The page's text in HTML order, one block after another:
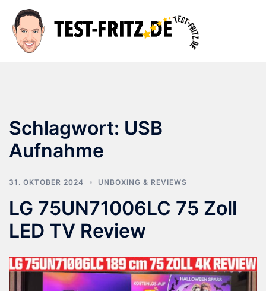
Inhalt
springen
Schlagwort: USB
Aufnahme
31. OKTOBER 2024 UNBOXING & REVIEWS
LG 75UN71006LC 75 Zoll
LED TV Review